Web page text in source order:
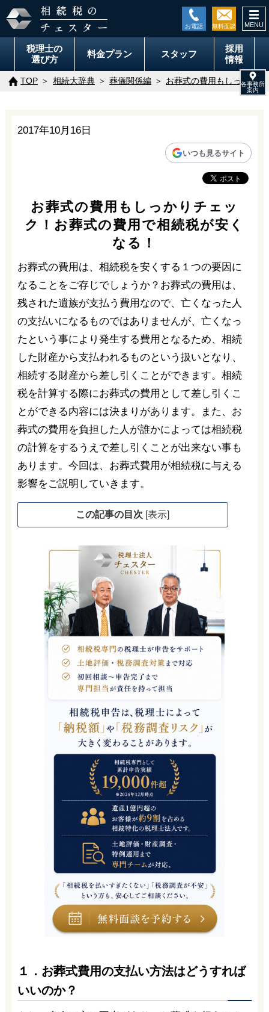
税理士の
選び方
料金プラン スタッフ
採用
情報
TOP 相続大辞典 葬儀関係編 お葬式の費用もしっかり
2017年10月16日
いつも見るサイト
お葬式の費用もしっかりチェッ
ク！お葬式の費用で相続税が安く
なる！
お葬式の費用は、相続税を安くする１つの要因に
なることをご存じでしょうか？お葬式の費用は、
残された遺族が支払う費用なので、亡くなった人
の支払いになるものではありませんが、亡くなっ
たという事により発生する費用となるため、相続
した財産から支払われるものという扱いとなり、
相続する財産から差し引くことができます。相続
税を計算する際にお葬式の費用として差し引くこ
とができる内容には決まりがあります。また、お
葬式の費用を負担した人が誰かによっては相続税
の計算をするうえで差し引くことが出来ない事も
あります。今回は、お葬式費用が相続税に与える
影響をご説明していきます。
この記事の目次 [表示]
１．お葬式費用の支払い方法はどうすれば
いいのか？